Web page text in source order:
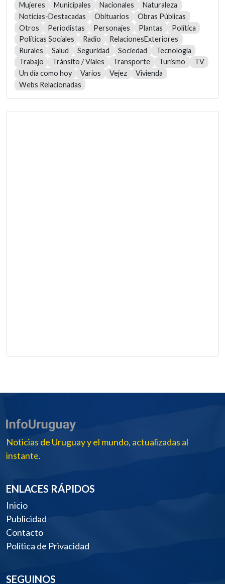
Mujeres
Municipales Nacionales
Naturaleza
Noticias-Destacadas
Obituarios
Obras Públicas
Otros
Periodistas Personajes Plantas
Política
Políticas Sociales
Radio
RelacionesExteriores
Rurales
Salud Seguridad Sociedad
Tecnología
Trabajo
Tránsito / Viales Transporte Turismo
TV
Un día como hoy
Varios Vejez
Vivienda
Webs Relacionadas
Noticias de Uruguay y el mundo, actualizadas al
instante.
ENLACES RÁPIDOS
Inicio
Publicidad
Contacto
Política de Privacidad
SEGUINOS